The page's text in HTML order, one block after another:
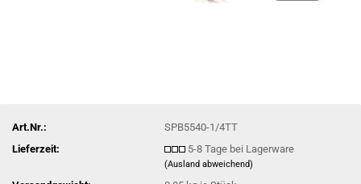
Art.Nr.:
SPB5540-1/4TT
Lieferzeit:
5-8 Tage bei Lagerware
(Ausland abweichend)